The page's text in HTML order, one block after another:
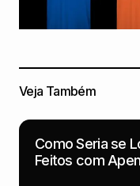
Veja Também
Como Seria se
Feitos com